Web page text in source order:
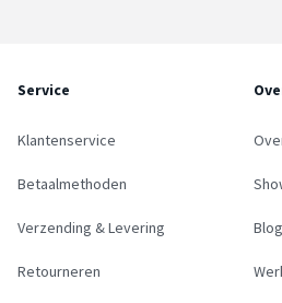
Service
Klantenservice
Betaalmethoden
Verzending & Levering
Retourneren
Blog